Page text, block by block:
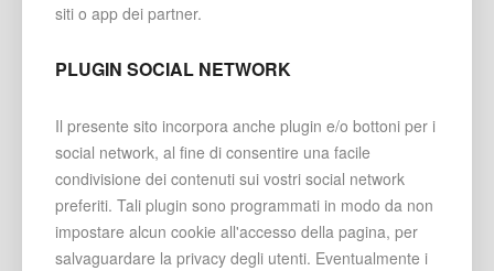
siti o app dei partner.
PLUGIN SOCIAL NETWORK
Il presente sito incorpora anche plugin e/o bottoni per i
social network, al fine di consentire una facile
condivisione dei contenuti sui vostri social network
preferiti. Tali plugin sono programmati in modo da non
impostare alcun cookie all'accesso della pagina, per
salvaguardare la privacy degli utenti. Eventualmente i